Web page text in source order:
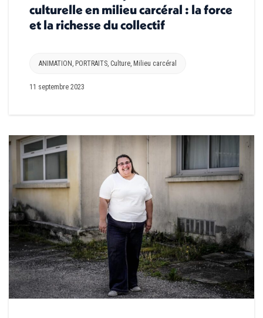
culturelle en milieu carcéral : la force
et la richesse du collectif
ANIMATION PORTRAITS Culture Milieu carcéral
11 septembre 2023